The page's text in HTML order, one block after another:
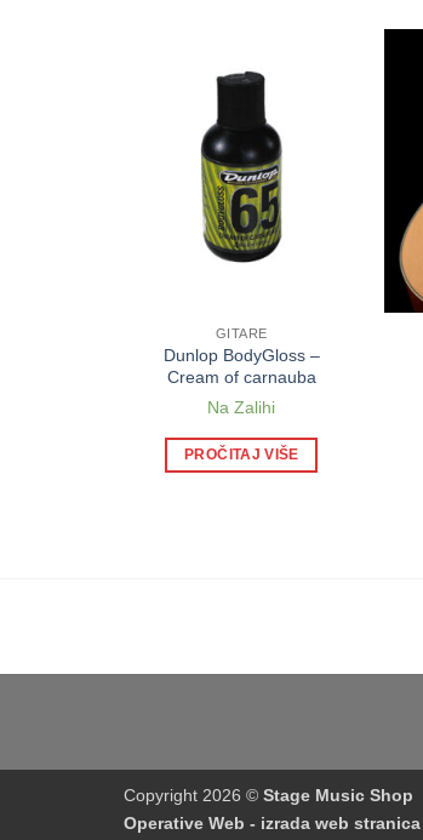
GITARE
Dunlop BodyGloss –
Cream of carnauba
Na Zalihi
PROČITAJ VIŠE
Copyright 2026 © Stage Music Shop
Operative Web - izrada web stranica